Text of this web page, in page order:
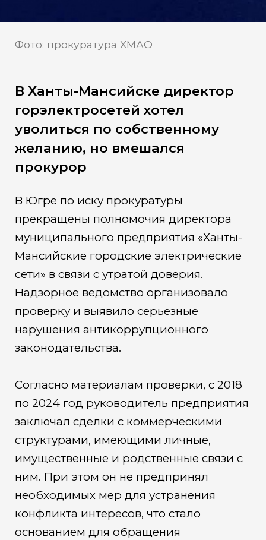
Фото: прокуратура ХМАО
В Ханты-Мансийске директор
горэлектросетей хотел
уволиться по собственному
желанию, но вмешался
прокурор
В Югре по иску прокуратуры
прекращены полномочия директора
муниципального предприятия «Ханты-
Мансийские городские электрические
сети» в связи с утратой доверия.
Надзорное ведомство организовало
проверку и выявило серьезные
нарушения антикоррупционного
законодательства.
Согласно материалам проверки, с 2018
по 2024 год руководитель предприятия
заключал сделки с коммерческими
структурами, имеющими личные,
имущественные и родственные связи с
ним. При этом он не предпринял
необходимых мер для устранения
конфликта интересов, что стало
основанием для обращения